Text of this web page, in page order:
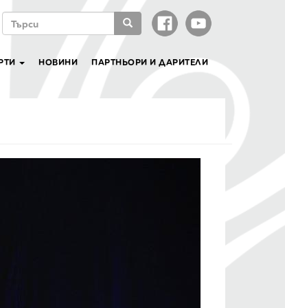
ФОРМА
ЗА
ТЪРСЕНЕ
НОВИНИ ПАРТНЬОРИ И ДАРИТЕЛИ